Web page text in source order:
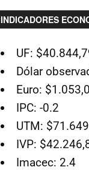
INDICADORES
UF:
Dólar
Euro:
IPC: -0.2
UTM:
IVP:
Imacec: 2.4